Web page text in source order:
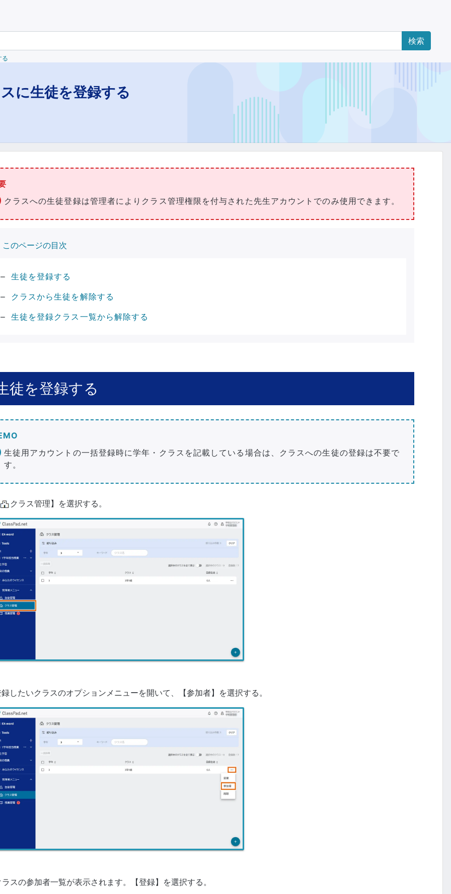
る
に生徒を登録する
クラスへの生徒登録は管理者によりクラス管理権限を付与された先生アカウントでのみ使用できます。
このページの目次
生徒を登録する
クラスから生徒を解除する
生徒を登録クラス一覧から解除する
徒を登録する
生徒用アカウントの一括登録時に学年・クラスを記載している場合は、クラスへの生徒の登録は不要で
す。
クラス管理】を選択する。
したいクラスのオプションメニューを開いて、【参加者】を選択する。
ラスの参加者一覧が表示されます。【登録】を選択する。